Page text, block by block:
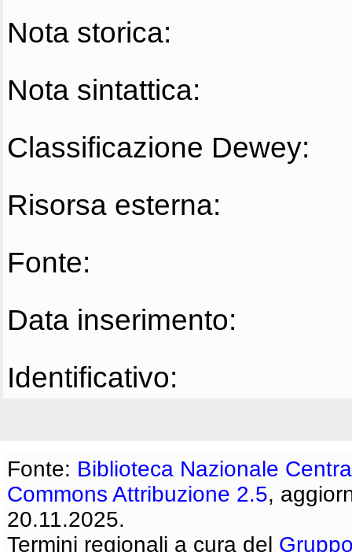
Nota storica:
Nota sintattica:
Classificazione Dewey:
Risorsa esterna:
Fonte:
Data inserimento:
Identificativo:
Fonte: Biblioteca Nazionale
Commons Attribuzione 2.5,
20.11.2025.
Termini regionali a cura del